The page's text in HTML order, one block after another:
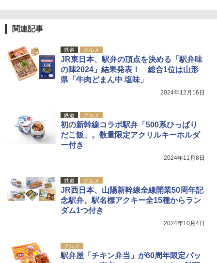
関連記事
鉄道 グルメ
JR東日本、駅弁の頂点を決める「駅弁味
の陣2024」結果発表！ 総合1位は山形
県「牛肉どまん中 塩味」
2024年12月16日
鉄道 グルメ
初の新幹線コラボ駅弁「500系ひっぱり
だこ飯」。数量限定アクリルキーホルダ
ー付き
2024年11月8日
鉄道 グルメ
JR西日本、山陽新幹線全線開業50周年記
念駅弁。駅名標アクキー全15種からラン
ダム1つ付き
2024年10月4日
グルメ
駅弁屋「チキン弁当」が60周年限定パッ